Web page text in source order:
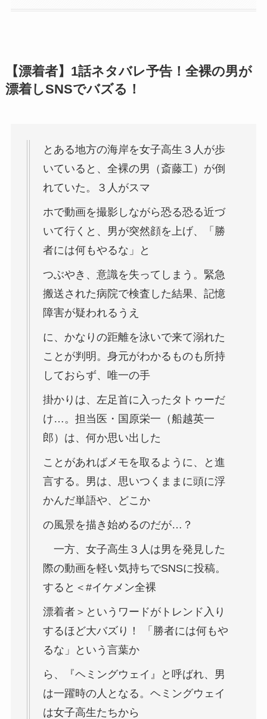
【漂着者】1話ネタバレ予告！全裸の男が
漂着しSNSでバズる！
とある地方の海岸を女子高生３人 が歩
いていると、 全裸の男（斎藤工） が倒
れていた。３人がスマ
ホで動画を撮影しながら恐る恐る近づ
いて行くと、男が突然顔を上げ、「勝
者には何もやるな」と
つぶやき、意識を失ってしまう。緊急
搬送された病院で検査した結果、記憶
障害が疑われるうえ
に、かなりの距離を泳いで来て溺れた
ことが判明。身元がわかるものも所持
しておらず、唯一の手
掛かりは、左足首に入ったタトゥーだ
け…。担当医・ 国原栄一（船越英一
郎） は、何か思い出した
ことがあればメモを取るように、と進
言する。男は、思いつくままに頭に浮
かんだ単語や、どこか
の風景を描き始めるのだが…？
一方、女子高生３人は男を発見した
際の動画を軽い気持ちでSNSに投稿。
すると＜#イケメン全裸
漂着者＞というワードがトレンド入り
するほど大バズり！ 「勝者には何もや
るな」という言葉か
ら、『ヘミングウェイ』と呼ばれ、男
は一躍時の人となる。ヘミングウェイ
は女子高生たちから